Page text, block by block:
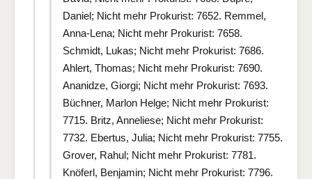
Daniel; Nicht mehr Prokurist: 7652. Remmel,
Anna-Lena; Nicht mehr Prokurist: 7658.
Schmidt, Lukas; Nicht mehr Prokurist: 7686.
Ahlert, Thomas; Nicht mehr Prokurist: 7690.
Ananidze, Giorgi; Nicht mehr Prokurist: 7693.
Büchner, Marlon Helge; Nicht mehr Prokurist:
7715. Britz, Anneliese; Nicht mehr Prokurist:
7732. Ebertus, Julia; Nicht mehr Prokurist: 7755.
Grover, Rahul; Nicht mehr Prokurist: 7781.
Knöferl, Benjamin; Nicht mehr Prokurist: 7796.